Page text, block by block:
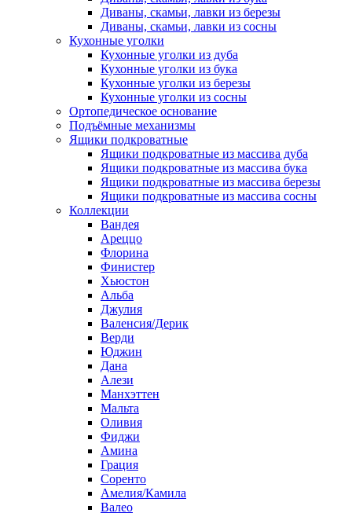
Диваны, скамьи, лавки из березы
Диваны, скамьи, лавки из сосны
Кухонные уголки
Кухонные уголки из дуба
Кухонные уголки из бука
Кухонные уголки из березы
Кухонные уголки из сосны
Ортопедическое основание
Подъёмные механизмы
Ящики подкроватные
Ящики подкроватные из массива дуба
Ящики подкроватные из массива бука
Ящики подкроватные из массива березы
Ящики подкроватные из массива сосны
Коллекции
Вандея
Ареццо
Флорина
Финистер
Хьюстон
Альба
Джулия
Валенсия/Дерик
Верди
Юджин
Дана
Алези
Манхэттен
Мальта
Оливия
Фиджи
Амина
Грация
Соренто
Амелия/Камила
Валео